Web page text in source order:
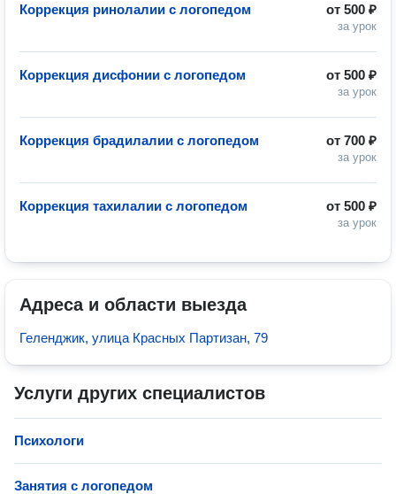
от 500 ₽
за урок
Коррекция ринолалии с логопедом
от 500 ₽
за урок
Коррекция дисфонии с логопедом
от 700 ₽
за урок
Коррекция брадилалии с логопедом
от 500 ₽
за урок
Коррекция тахилалии с логопедом
Адреса и области выезда
Геленджик, улица Красных Партизан, 79
Услуги других специалистов
Психологи
Занятия с логопедом